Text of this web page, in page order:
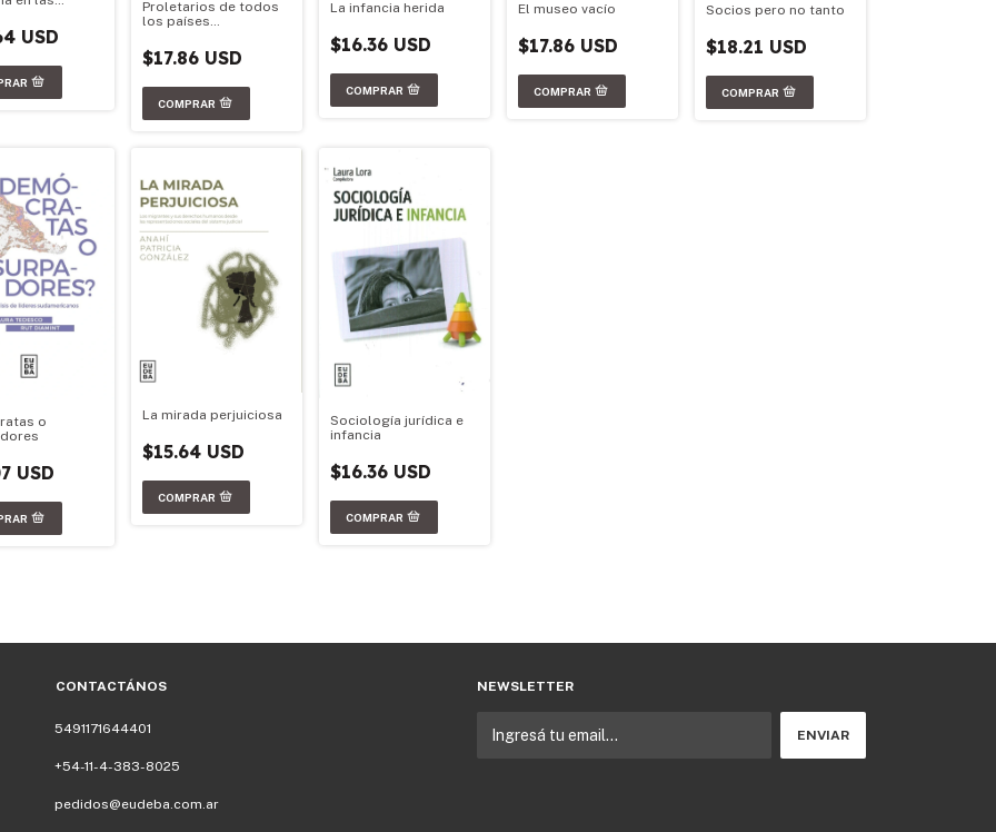
y Chile
USD
Proletarios de todos
los países
$17.86 USD
La infancia herida
$16.36 USD
El museo vacío
$17.86 USD
Socios pero no tanto
$18.21 USD
o
USD
La mirada perjuiciosa
$15.64 USD
Sociología jurídica e
infancia
$16.36 USD
CONTACTÁNOS
5491171644401
+54-11-4-383-8025
pedidos@eudeba.com.ar
NEWSLETTER